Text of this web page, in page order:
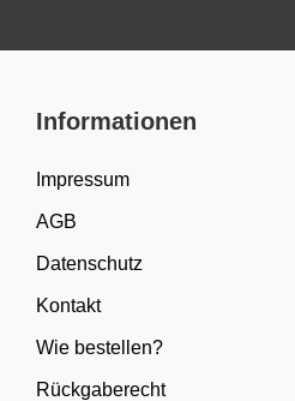
Informationen
Impressum
AGB
Datenschutz
Kontakt
Wie bestellen?
Rückgaberecht